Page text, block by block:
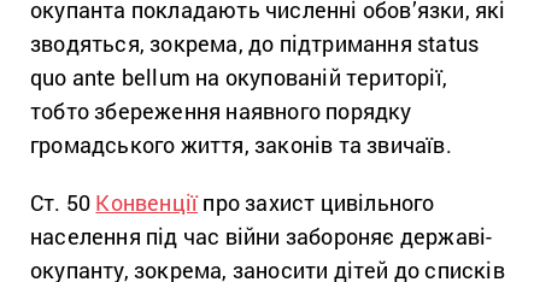
окупанта покладають численні обов’язки, які
зводяться, зокрема, до підтримання status
quo ante bellum на окупованій території,
тобто збереження наявного порядку
громадського життя, законів та звичаїв.
Ст. 50 Конвенціїпро захист цивільного
населення під час війни забороняє державі-
окупанту, зокрема, заносити дітей до списків